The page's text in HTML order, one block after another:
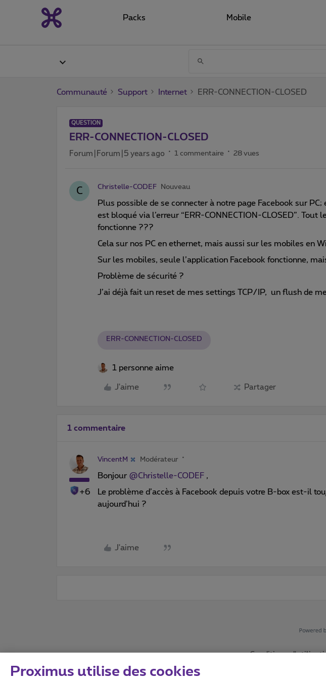
Packs Mobile
Communauté Support Internet ERR-CONNECTION-CLOSED
QUESTION
ERR-CONNECTION-CLOSED
Forum|Forum|5 years ago 1 commentaire 28 vues
C Christelle-CODEF Nouveau
Plus possible de se connecter à notre page Facebook sur PC;
est bloqué via l’erreur “ERR-CONNECTION-CLOSED”. Tout
fonctionne ???
Cela sur nos PC en ethernet, mais aussi sur les mobiles en
Sur les mobiles, seule l’application Facebook fonctionne,
Problème de sécurité ?
J’ai déjà fait un reset de mes settings TCP/IP, un flush de
ERR-CONNECTION-CLOSED
1 personne aime
J'aime Partager
1 commentaire
+6
VincentM Modérateur
Bonjour @Christelle-CODEF ,
Le problème d’accès à Facebook depuis votre B-box est-il
aujourd’hui ?
J'aime
Conditions
Proximus utilise des cookies